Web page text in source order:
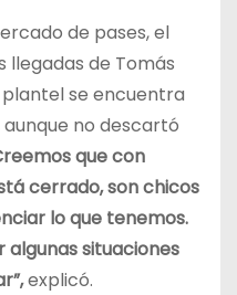
de pases, el
llegadas de Tomás
plantel se encuentra
no descartó
que con
cerrado, son chicos
lo que tenemos.
situaciones
explicó.